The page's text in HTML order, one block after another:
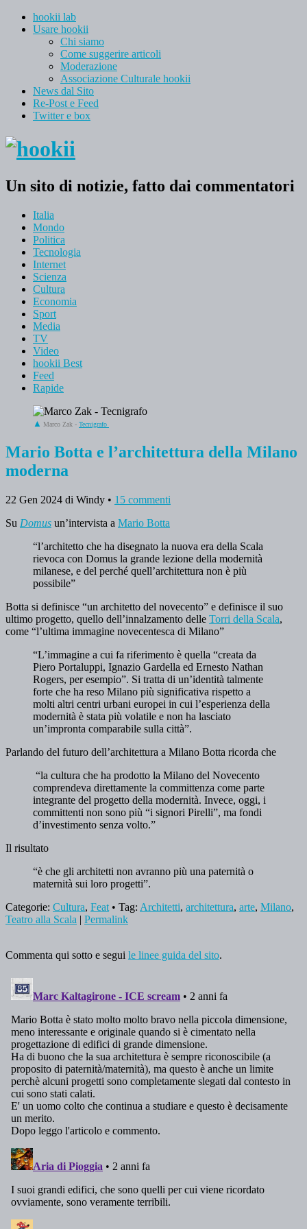
hookii lab
Usare hookii
Chi siamo
Come suggerire articoli
Moderazione
Associazione Culturale hookii
News dal Sito
Re-Post e Feed
Twitter e box
Un sito di notizie, fatto dai commentatori
Italia
Mondo
Politica
Tecnologia
Internet
Scienza
Cultura
Economia
Sport
Media
TV
Video
hookii Best
Feed
Rapide
Marco Zak - Tecnigrafo
Mario Botta e l’architettura della Milano
moderna
22 Gen 2024 di Windy • 15 commenti
Su Domus un’intervista a Mario Botta
“l’architetto che ha disegnato la nuova era della Scala
rievoca con Domus la grande lezione della modernità
milanese, e del perché quell’architettura non è più
possibile”
Botta si definisce “un architetto del novecento” e definisce il suo
ultimo progetto, quello dell’innalzamento delle Torri della Scala,
come “l’ultima immagine novecentesca di Milano”
“L’immagine a cui fa riferimento è quella “creata da
Piero Portaluppi, Ignazio Gardella ed Ernesto Nathan
Rogers, per esempio”. Si tratta di un’identità talmente
forte che ha reso Milano più significativa rispetto a
molti altri centri urbani europei in cui l’esperienza della
modernità è stata più volatile e non ha lasciato
un’impronta comparabile sulla città”.
Parlando del futuro dell’architettura a Milano Botta ricorda che
“la cultura che ha prodotto la Milano del Novecento
comprendeva direttamente la committenza come parte
integrante del progetto della modernità. Invece, oggi, i
committenti non sono più “i signori Pirelli”, ma fondi
d’investimento senza volto.”
Il risultato
“è che gli architetti non avranno più una paternità o
maternità sui loro progetti”.
Categorie: Cultura, Feat • Tag: Architetti, architettura, arte, Milano,
Teatro alla Scala | Permalink
Commenta qui sotto e segui le linee guida del sito.